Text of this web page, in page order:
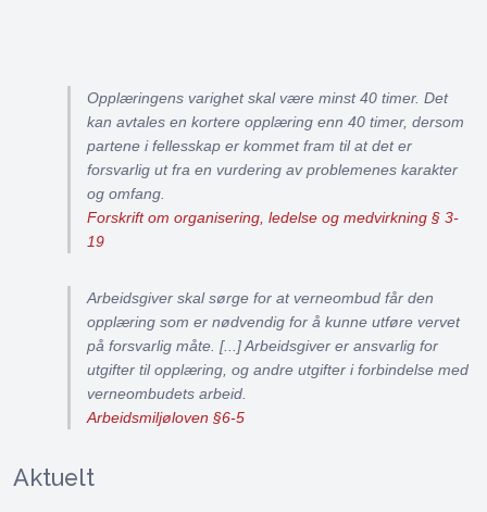
Opplæringens varighet skal være minst 40 timer. Det
kan avtales en kortere opplæring enn 40 timer, dersom
partene i fellesskap er kommet fram til at det er
forsvarlig ut fra en vurdering av problemenes karakter
og omfang.
Forskrift om organisering, ledelse og medvirkning § 3-
19
Arbeidsgiver skal sørge for at verneombud får den
opplæring som er nødvendig for å kunne utføre vervet
på forsvarlig måte. [...] Arbeidsgiver er ansvarlig for
utgifter til opplæring, og andre utgifter i forbindelse med
verneombudets arbeid.
Arbeidsmiljøloven §6-5
Aktuelt